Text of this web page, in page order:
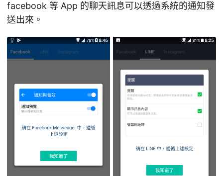
facebook 等 App 的聊天訊息可以透過系統的通知發
送出來。